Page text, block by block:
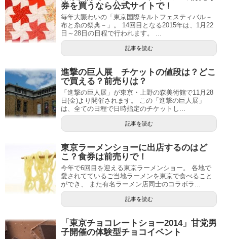
券を買うなら公式サイトで！
毎年大賑わいの「東京国際キルトフェスティバル－
布と糸の祭典－」。 14回目となる2015年は、1月22
日～28日の日程で行われます。 ...
記事を読む
進撃の巨人展 チケットの値段は？どこ
で買える？前売りは？
「進撃の巨人展」が東京・上野の森美術館で11月28
日(金)より開催されます。 この「進撃の巨人展」
は、全ての日程で日時指定のチケットし...
記事を読む
東京ラーメンショーに出店するのはど
こ？食券は前売りで！
今年で6回目を迎える東京ラーメンショー。 各地で
愛されてているご当地ラーメンを東京で食べること
ができ、 また有名ラーメン店同士のコラボラ...
記事を読む
「東京チョコレートショー2014」甘党男
子開催の体験型チョコイベント